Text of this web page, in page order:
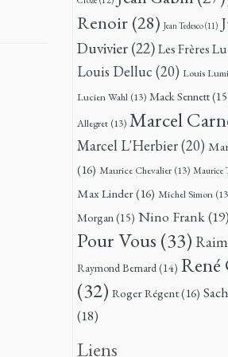
Renoir (28) Jean Tedesco(11)
Duvivier(22)Les Frères
Louis Delluc (20) Louis
Lucien Wahl (13) Mack Sennett
Allegret (13) Marcel
Marcel L'Herbier(20)
(16) Maurice Chevalier (13) Maurice
Max Linder(16) Michel Simon
Morgan(15) Nino Frank(19)
Pour Vous (33)
Raymond Bernard(14) René
(32) Roger Régent(16)
(18)
Liens